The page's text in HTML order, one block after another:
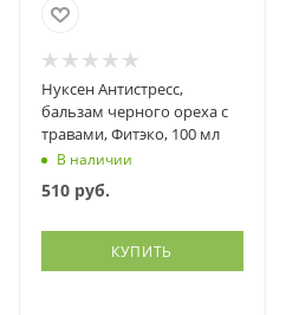
Нуксен Антистресс,
бальзам черного ореха с
травами, Фитэко, 100 мл
В наличии
510 руб.
КУПИТЬ